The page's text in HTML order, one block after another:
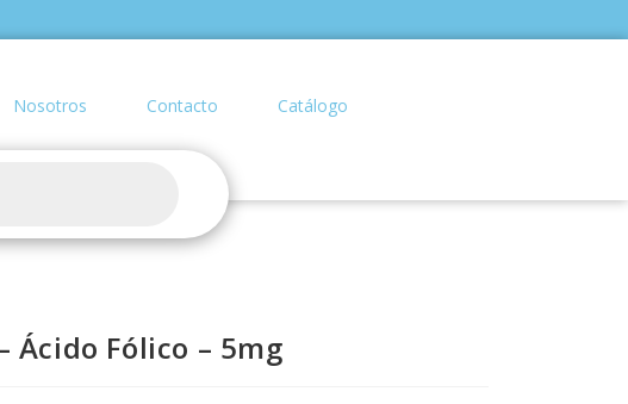
Nosotros Contacto Catálogo
Ácido Fólico – 5mg